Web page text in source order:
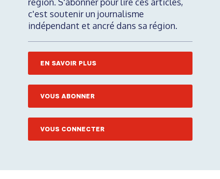
c'est soutenir un journalisme
indépendant et ancré dans sa région.
EN SAVOIR PLUS
VOUS ABONNER
VOUS CONNECTER